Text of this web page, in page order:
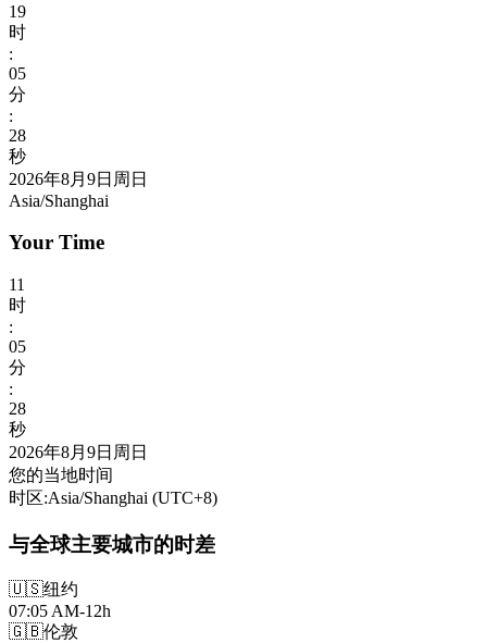
19
时
:
05
分
:
30
秒
2026年8月9日周日
Asia/Shanghai
Your Time
11
时
:
05
分
:
30
秒
2026年8月9日周日
您的当地时间
时区:Asia/Shanghai (UTC+8)
与全球主要城市的时差
🇺🇸纽约
07:05 AM-12h
🇬🇧伦敦